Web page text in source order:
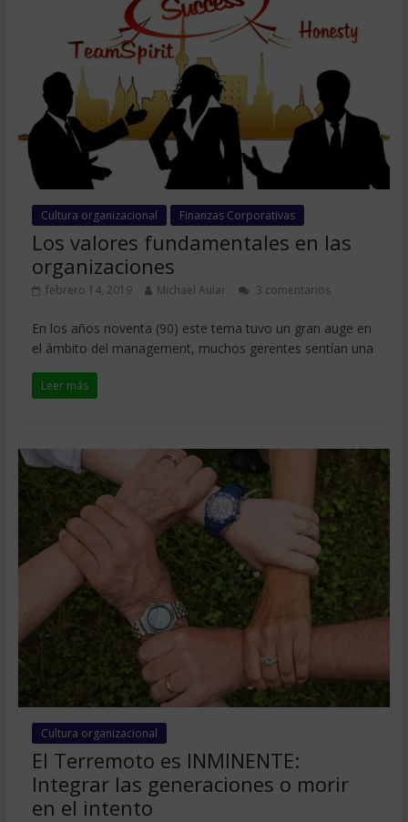
Cultura organizacional Finanzas Corporativas
Los valores fundamentales en las
organizaciones
febrero 14, 2019 Michael Aular 3 comentarios
En los años noventa (90) este tema tuvo un gran auge en
el ámbito del management, muchos gerentes sentían una
Leer más
Cultura organizacional
El Terremoto es INMINENTE:
Integrar las generaciones o morir
en el intento